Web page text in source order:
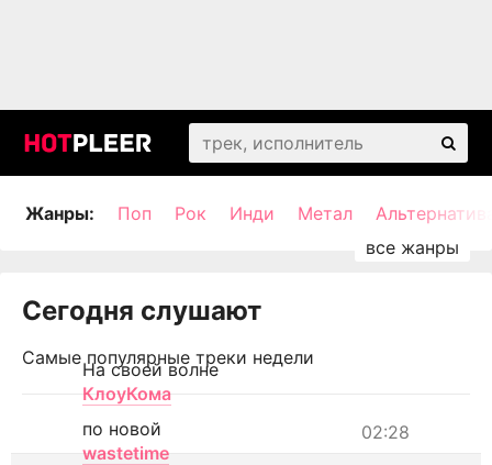
Жанры: Поп Рок Инди Метал
Сегодня слушают
Самые популярные треки недели
На своей волне
КлоуКома
02:28
по новой
wastetime